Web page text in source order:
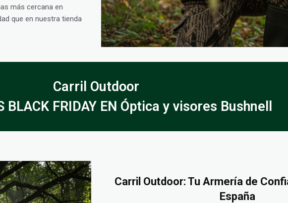
más cercana en
que en nuestra tienda
Carril Outdoor
BLACK FRIDAY EN Óptica y visores Bushnell
Carril Outdoor: Tu Armería de
España